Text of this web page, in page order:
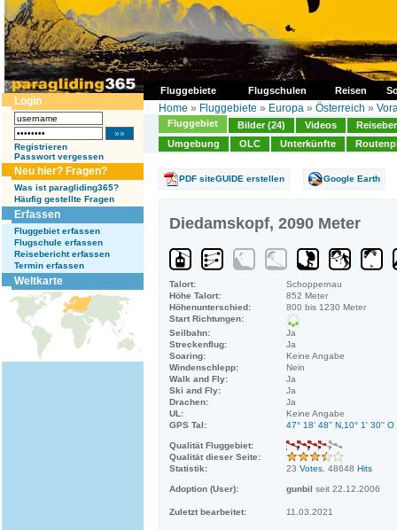
Fluggebiete Flugschulen Reisen
Login
Registrieren
Passwort vergessen
Neu hier? Fragen?
Was ist paragliding365?
Häufig gestellte Fragen
Erfassen
Fluggebiet erfassen
Flugschule erfassen
Reisebericht erfassen
Termin erfassen
Weltkarte
Home » Fluggebiete » Europa » Österreich »
Fluggebiet Bilder (24) Videos
Umgebung
OLC Unterkünfte
PDF siteGUIDE erstellen Google Earth
Diedamskopf, 2090 Meter
Talort:
Schoppernau
Höhe Talort:
852 Meter
Höhenunterschied:
800 bis 1230 Meter
Start Richtungen:
Seilbahn:
Ja
Streckenflug:
Ja
Soaring:
Keine Angabe
Windenschlepp:
Nein
Walk and Fly:
Ja
Ski and Fly:
Ja
Drachen:
Ja
UL:
Keine Angabe
GPS Tal:
47° 18' 48'' N,10° 1' 30'' O
Qualität Fluggebiet:
Qualität dieser Seite:
Statistik:
23 Votes , 48648 Hits
Adoption (User): gunbil seit 22.12.2006
Zuletzt bearbeitet: 11.03.2021